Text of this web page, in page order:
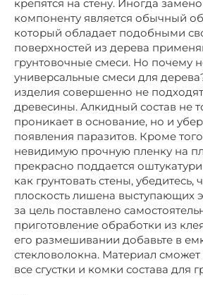
крепятся на стену. Иногда
компоненту является обычный
который обладает подобными
поверхностей из дерева
грунтовочные смеси. Но почему
универсальные смеси для
изделия совершенно не
древесины. Алкидный состав не
проникает в основание, но и
появления паразитов. Кроме
невидимую прочную пленку на
прекрасно поддается
как грунтовать стены, убедитесь,
плоскость лишена выступающих
за цель поставлено
приготовление обработки из
его размешивании добавьте в
стекловолокна. Материал сможет
все сгустки и комки состава для